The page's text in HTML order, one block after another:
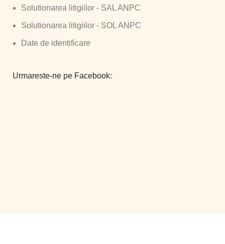
Solutionarea litigiilor - SAL ANPC
Solutionarea litigiilor - SOL ANPC
Date de identificare
Urmareste-ne pe Facebook: